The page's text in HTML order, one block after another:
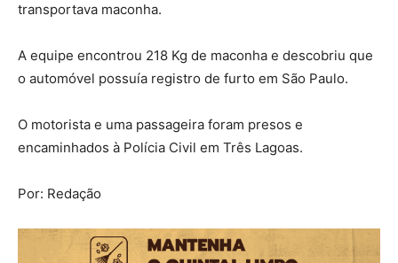
transportava maconha.
A equipe encontrou 218 Kg de maconha e descobriu que
o automóvel possuía registro de furto em São Paulo.
O motorista e uma passageira foram presos e
encaminhados à Polícia Civil em Três Lagoas.
Por: Redação